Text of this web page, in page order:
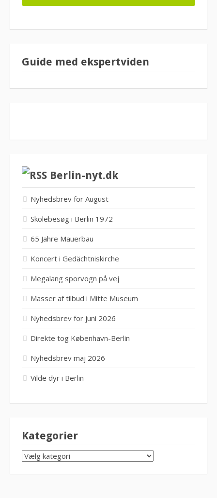
Guide med ekspertviden
Berlin-nyt.dk
Nyhedsbrev for August
Skolebesøg i Berlin 1972
65 Jahre Mauerbau
Koncert i Gedächtniskirche
Megalang sporvogn på vej
Masser af tilbud i Mitte Museum
Nyhedsbrev for juni 2026
Direkte tog København-Berlin
Nyhedsbrev maj 2026
Vilde dyr i Berlin
Kategorier
KATEGORIER